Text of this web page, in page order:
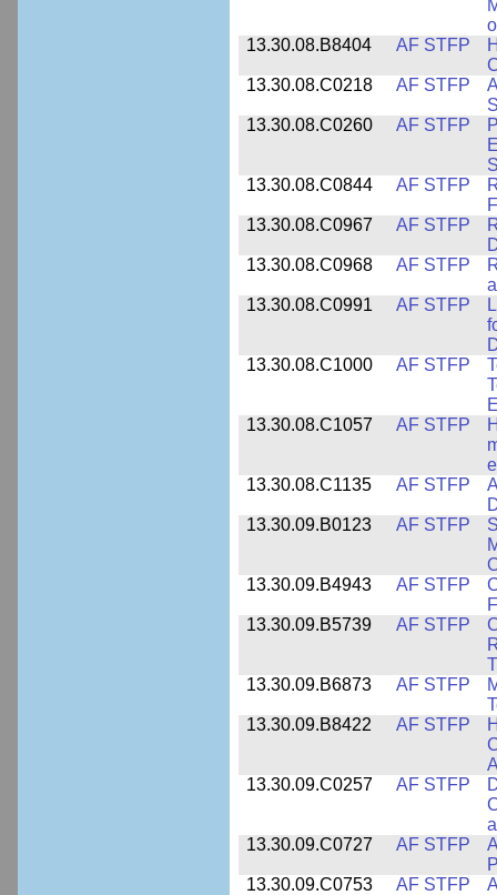
13.30.08.B8404
AF STFP
13.30.08.C0218
AF STFP
13.30.08.C0260
AF STFP
13.30.08.C0844
AF STFP
13.30.08.C0967
AF STFP
13.30.08.C0968
AF STFP
13.30.08.C0991
AF STFP
13.30.08.C1000
AF STFP
13.30.08.C1057
AF STFP
13.30.08.C1135
AF STFP
13.30.09.B0123
AF STFP
13.30.09.B4943
AF STFP
13.30.09.B5739
AF STFP
13.30.09.B6873
AF STFP
13.30.09.B8422
AF STFP
13.30.09.C0257
AF STFP
13.30.09.C0727
AF STFP
13.30.09.C0753
AF STFP